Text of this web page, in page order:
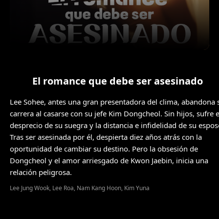
El romance que debe ser asesinado
Lee Sohee, antes una gran presentadora del clima, abandona
carrera al casarse con su jefe Kim Dongcheol. Sin hijos, sufre
desprecio de su suegra y la distancia e infidelidad de su
Tras ser asesinada por él, despierta diez años atrás con la
oportunidad de cambiar su destino. Pero la obsesión de
Dongcheol y el amor arriesgado de Kwon Jaebin, inicia una
relación peligrosa.
Lee Jung Wook, Lee Roa, Nam Kang Hoon, Kim Yuna